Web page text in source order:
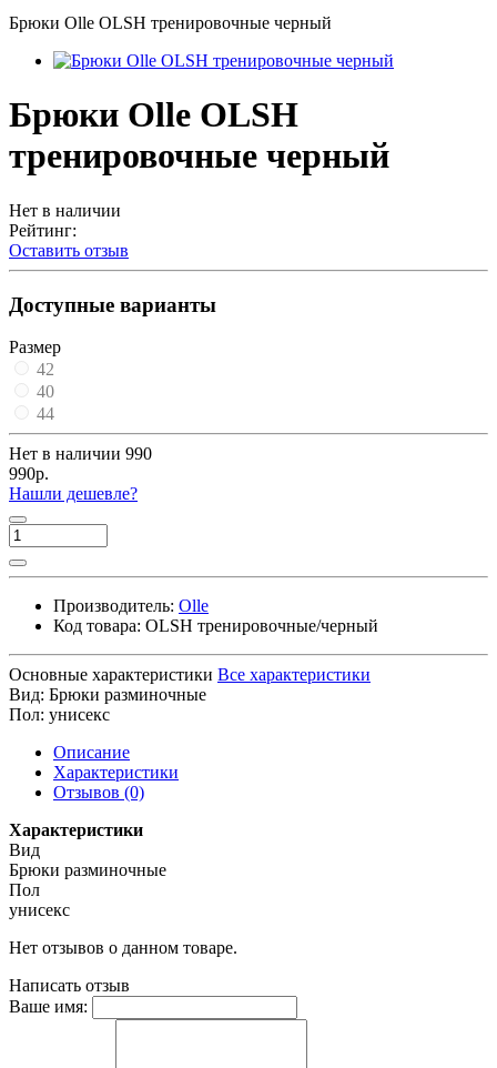
Брюки Olle OLSH тренировочные черный
Брюки Olle OLSH
тренировочные черный
Нет в наличии
Рейтинг:
Оставить отзыв
Доступные варианты
Размер
42
40
44
Нет в наличии 990
990р.
Нашли дешевле?
Производитель: Olle
Код товара: OLSH тренировочные/черный
Основные характеристики Все характеристики
Вид: Брюки разминочные
Пол: унисекс
Описание
Характеристики
Отзывов (0)
Характеристики
Вид
Брюки разминочные
Пол
унисекс
Нет отзывов о данном товаре.
Написать отзыв
Ваше имя: